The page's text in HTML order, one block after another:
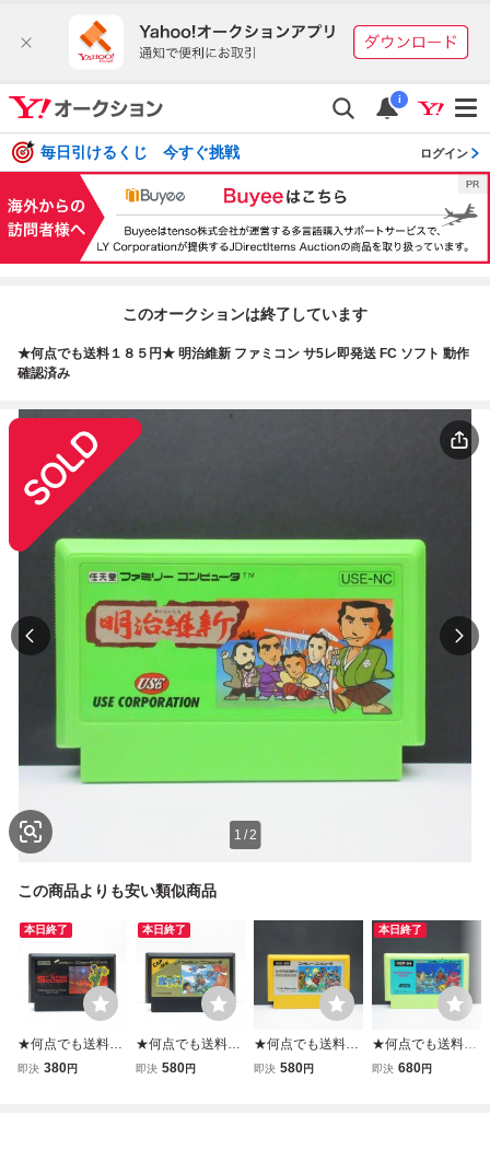
i
毎日引けるくじ 今すぐ挑戦 ログイン
このオークションは終了しています
★何点でも送料１８５円★ 明治維新 ファミコン サ5レ即発送 FC ソフト 動作
確認済み
1 /2
この商品よりも安い類似商品
本日終了
★何点でも送料１
８５円★ スターソ
即決 380円
本日終了
★何点でも送料１
８５円★ ⑥ 魔界
即決 580円
★何点でも送料１
８５円★ スーパー
即決 580円
本日終了
★何点でも送料１
８５円★ ボコスカ
即決 680円